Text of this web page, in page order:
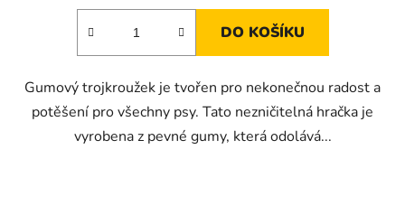
DO KOŠÍKU
Gumový trojkroužek je tvořen pro nekonečnou radost a
potěšení pro všechny psy. Tato nezničitelná hračka je
vyrobena z pevné gumy, která odolává...